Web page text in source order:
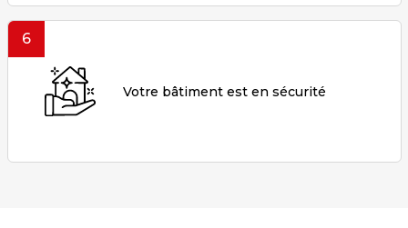
6
Votre bâtiment est en sécurité